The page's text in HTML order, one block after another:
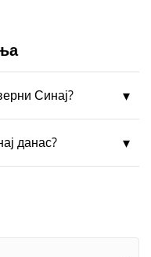
Синај?
данас?